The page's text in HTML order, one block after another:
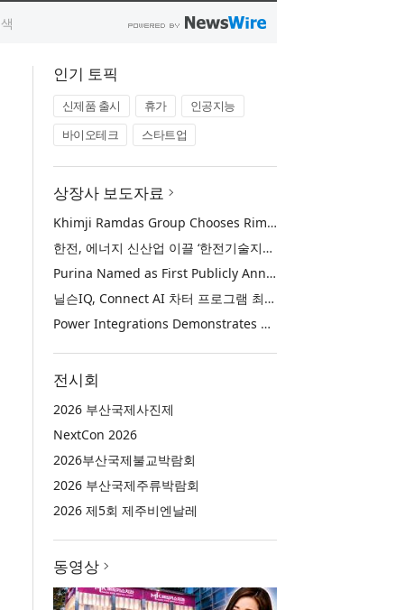
인기 토픽
신제품 출시 휴가
인공지능
바이오테크
스타트업
상장사 보도자료
Khimji Ramdas Group Chooses Rimini Street to Reduce SAP Support Costs, Protect 700+ Customizations and Reinvest Savings in Innovation
한전, 에너지 신산업 이끌 ‘한전기술지주’ 공식 출범
Purina Named as First Publicly Announced NIQ ConnectAI Charter Client
닐슨IQ, Connect AI 차터 프로그램 최초 고객사 ‘퓨리나’ 선정
Power Integrations Demonstrates World’s First 2200 V GaN Technology for Next-Era High-Voltage Power Systems
전시회
2026 부산국제사진제
NextCon 2026
2026부산국제불교박람회
2026 부산국제주류박람회
2026 제5회 제주비엔날레
동영상